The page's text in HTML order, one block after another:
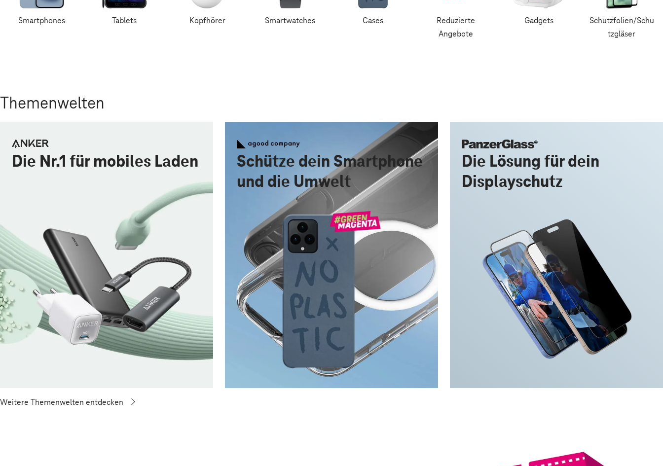
Smartphones Tablets Kopfhörer Smartwatches Cases
Reduzierte
Angebote
Gadgets
Schutzfolien/Schu
tzgläser
Themenwelten
Die Nr.1 für mobiles Laden
Schütze dein Smartphone
und die Umwelt
Die Lösung für dein
Displayschutz
Weitere Themenwelten entdecken